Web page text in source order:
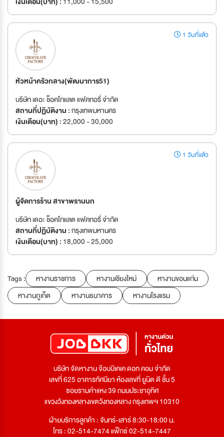
1 วันที่แล้ว
หัวหน้าครัวกลาง(พัฒนาการ51)
บริษัท เดอะ ช็อคโกแลต แฟคทอรี่ จำกัด
สถานที่ปฏิบัติงาน :กรุงเทพมหานคร
เงินเดือน(บาท) :22,000 - 30,000
1 วันที่แล้ว
ผู้จัดการร้าน สาขาพรานนก
บริษัท เดอะ ช็อคโกแลต แฟคทอรี่ จำกัด
สถานที่ปฏิบัติงาน :กรุงเทพมหานคร
เงินเดือน(บาท) : 18,000 - 25,000
Tags : หางานราชการ หางานเชียงใหม่
หางานขอนแก่น
หางานภูเก็ต
หางานธนาคาร หางานโรงแรม
บริษัท จัดหางาน จ๊อบบีเคเค ดอท คอม จำกัด
เลขที่ 625 อาคารทัศนียา ห้องเลขที่ ยูนิต ดี ชั้น 5
ซอยรามคำแหง 39 ถนนประชาอุทิศ
แขวงวังทองหลางเขตวังทองหลาง กรุงเทพฯ 10310
ฝ่ายบริการลูกค้า : จันทร์-เสาร์ 8:30-18:00 น.
โทร : 02-514-7474 แฟ็กซ์ 02-514-7447